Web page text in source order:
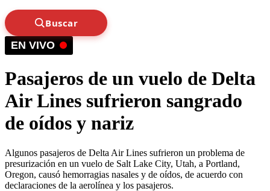
Buscar
EN VIVO
Pasajeros de un vuelo de Delta
Air Lines sufrieron sangrado
de oídos y nariz
Algunos pasajeros de Delta Air Lines sufrieron un problema de
presurización en un vuelo de Salt Lake City, Utah, a Portland,
Oregon, causó hemorragias nasales y de oídos, de acuerdo con
declaraciones de la aerolínea y los pasajeros.